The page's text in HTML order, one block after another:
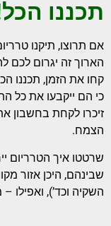
תכננו
אם תרוצו, תיקנו
הארוך זה יגרום לכם
קחו את הזמן, תכננו
כי הם ייקבעו את כל
זיכרו לקחת בחשבון
הצמח.
שרטטו איך הטרריום
שבינהם, היכן אזור
השקיה וכד’),